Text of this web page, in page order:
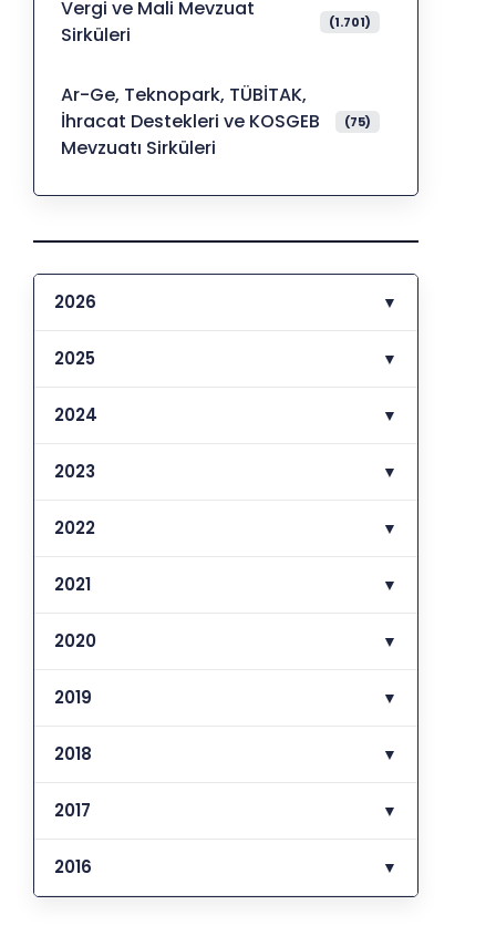
Vergi ve Mali Mevzuat
Sirküleri
(1.701)
Ar-Ge, Teknopark, TÜBİTAK,
İhracat Destekleri ve KOSGEB
Mevzuatı Sirküleri
(75)
2026 ▼
2025 ▼
2024 ▼
2023 ▼
2022 ▼
2021 ▼
2020 ▼
2019 ▼
2018 ▼
2017 ▼
2016 ▼